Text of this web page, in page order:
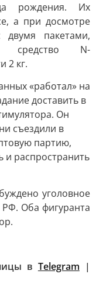
рождения. Их
а при досмотре
двумя пакетами,
средство N-
2 кг.
«работал» на
доставить в
Он
съездили в
партию,
и распространить
уголовное
РФ. Оба фигуранта
в Telegram |